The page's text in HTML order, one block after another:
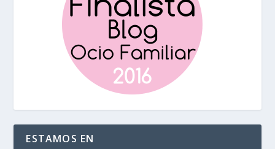
ESTAMOS EN